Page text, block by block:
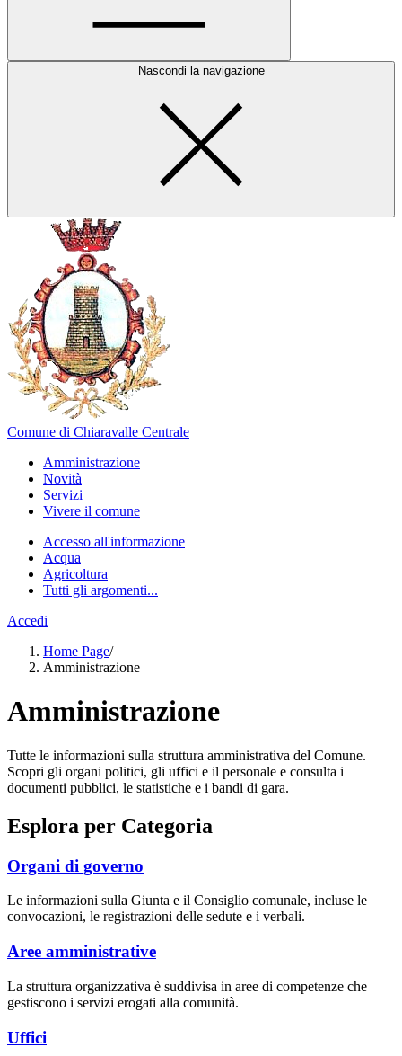
Nascondi la navigazione
Comune di Chiaravalle Centrale
Amministrazione
Novità
Servizi
Vivere il comune
Accesso all'informazione
Acqua
Agricoltura
Tutti gli argomenti...
Accedi
Home Page/
Amministrazione
Amministrazione
Tutte le informazioni sulla struttura amministrativa del Comune.
Scopri gli organi politici, gli uffici e il personale e consulta i
documenti pubblici, le statistiche e i bandi di gara.
Esplora per Categoria
Organi di governo
Le informazioni sulla Giunta e il Consiglio comunale, incluse le
convocazioni, le registrazioni delle sedute e i verbali.
Aree amministrative
La struttura organizzativa è suddivisa in aree di competenze che
gestiscono i servizi erogati alla comunità.
Uffici